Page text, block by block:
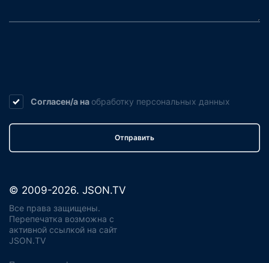
Согласен/а на обработку персональных данных
Отправить
© 2009-2026. JSON.TV
Все права защищены.
Перепечатка возможна с
активной ссылкой на сайт
JSON.TV